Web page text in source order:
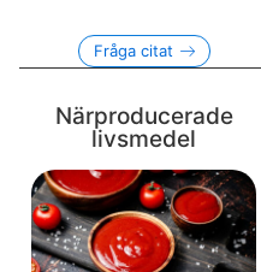
Fråga citat
Närproducerade
livsmedel